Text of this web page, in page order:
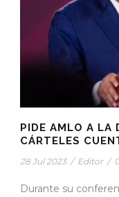
PIDE AMLO A LA
CÁRTELES
28 Jul 2023 / Editor /
Durante su